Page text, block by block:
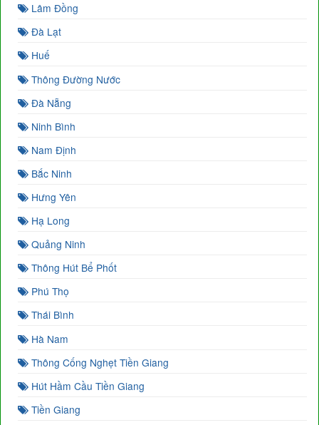
Lâm Đồng
Đà Lạt
Huế
Thông Đường Nước
Đà Nẵng
Ninh Bình
Nam Định
Bắc Ninh
Hưng Yên
Hạ Long
Quảng Ninh
Thông Hút Bể Phốt
Phú Thọ
Thái Bình
Hà Nam
Thông Cống Nghẹt Tiền Giang
Hút Hầm Cầu Tiền Giang
Tiền Giang